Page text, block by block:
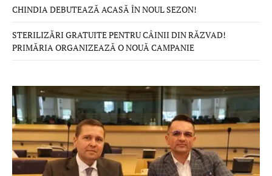
CHINDIA DEBUTEAZĂ ACASĂ ÎN NOUL SEZON!
STERILIZĂRI GRATUITE PENTRU CÂINII DIN RĂZVAD!
PRIMĂRIA ORGANIZEAZĂ O NOUĂ CAMPANIE